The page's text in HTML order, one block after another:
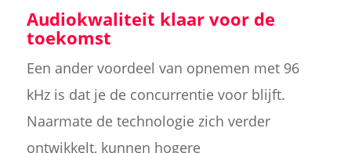
Audiokwaliteit klaar voor de
toekomst
Een ander voordeel van opnemen met 96
kHz is dat je de concurrentie voor blijft.
Naarmate de technologie zich verder
ontwikkelt, kunnen hogere